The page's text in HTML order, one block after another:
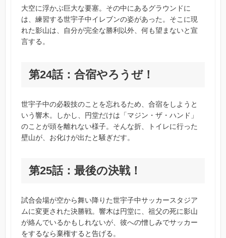
大空に浮かぶ巨大な要塞。その中にあるグラウンドに
は、練習する世宇子中イレブンの姿があった。そこに現
れた影山は、自分が完全な勝利以外、何も望まないと宣
言する。
第24話：合宿やろうぜ！
世宇子中の必殺技のことを忘れるため、合宿をしようと
いう響木。しかし、円堂だけは「マジン・ザ・ハンド」
のことが頭を離れない様子。そんな折、トイレに行った
壁山が、お化けが出たと騒ぎだす。
第25話：最後の決戦！
試合会場が空から舞い降りた世宇子中サッカースタジア
ムに変更された決勝戦。響木は円堂に、祖父の死に影山
が絡んでいるかもしれないが、彼への憎しみでサッカー
をするなら棄権すると告げる。